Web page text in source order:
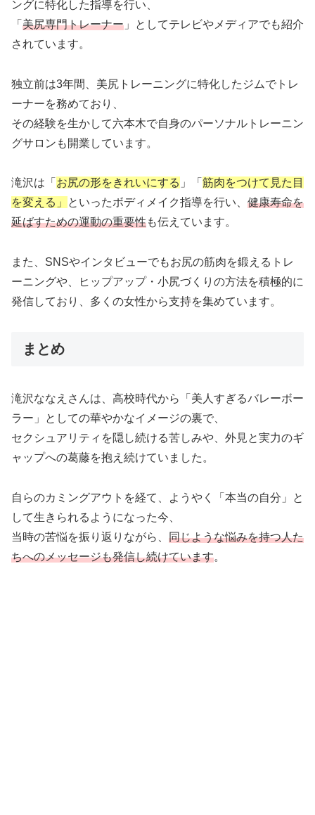
ングに特化した指導を行い、
「 美尻専門トレーナー 」としてテレビやメディアでも紹介
されています。
独立前は3年間、美尻トレーニングに特化したジムでトレ
ーナーを務めており、
その経験を生かして六本木で自身のパーソナルトレーニン
グサロンも開業しています。
滝沢は「 お尻の形をきれいにする 」「 筋肉をつけて見た目
を変える 」 といったボディメイク指導を行い、 健康寿命を
延ばすための運動の重要性も伝えています。
また、SNSやインタビューでもお尻の筋肉を鍛えるトレ
ーニングや、ヒップアップ・小尻づくりの方法を積極的に
発信しており、多くの女性から支持を集めています。
まとめ
滝沢ななえさんは、高校時代から「美人すぎるバレーボー
ラー」としての華やかなイメージの裏で、
セクシュアリティを隠し続ける苦しみや、外見と実力のギ
ャップへの葛藤を抱え続けていました。
自らのカミングアウトを経て、ようやく「本当の自分」と
して生きられるようになった今、
当時の苦悩を振り返りながら、 同じような悩みを持つ人た
ちへのメッセージも発信し続けています。